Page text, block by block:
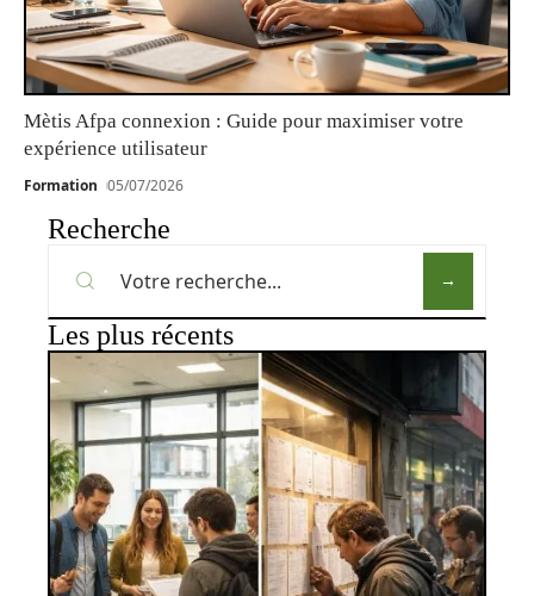
Mètis Afpa connexion : Guide pour maximiser votre
expérience utilisateur
Formation 05/07/2026
Recherche
Les plus récents